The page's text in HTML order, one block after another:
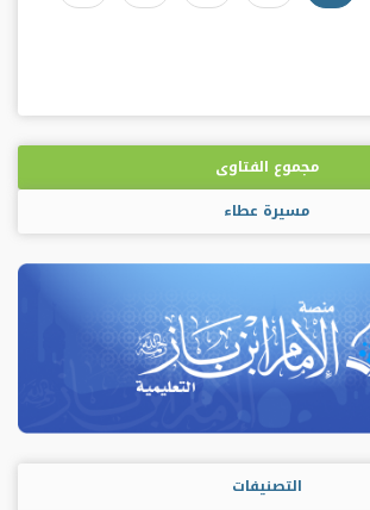
مجموع الفتاوى
مسيرة عطاء
التصنيفات